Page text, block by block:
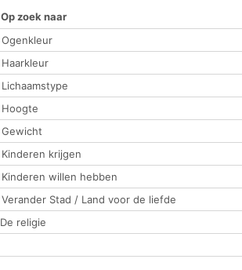
Op zoek naar
Ogenkleur
Haarkleur
Lichaamstype
Hoogte
Gewicht
Kinderen krijgen
Kinderen willen hebben
Verander Stad / Land voor de liefde
De religie